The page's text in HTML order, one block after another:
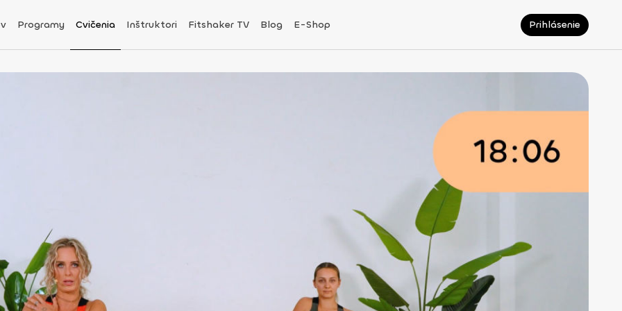
Programy Cvičenia Inštruktori Fitshaker TV Blog E-Shop Prihlásenie